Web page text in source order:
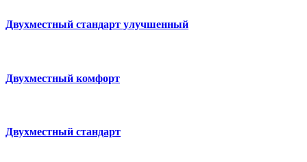
Двухместный стандарт улучшенный
Двухместный комфорт
Двухместный стандарт